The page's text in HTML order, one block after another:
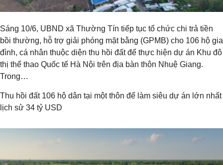
Sáng 10/6, UBND xã Thường Tín tiếp tục tổ chức chi trả tiền
bồi thường, hỗ trợ giải phóng mặt bằng (GPMB) cho 106 hộ gia
đình, cá nhân thuộc diện thu hồi đất để thực hiện dự án Khu đô
thị thể thao Quốc tế Hà Nội trên địa bàn thôn Nhuệ Giang.
Trong…
Thu hồi đất 106 hộ dân tại một thôn để làm siêu dự án lớn nhất
lịch sử 34 tỷ USD